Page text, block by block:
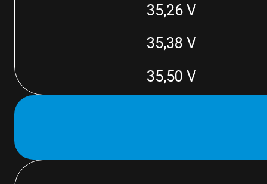
35,26 V
35,38 V
35,50 V